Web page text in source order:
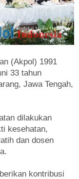
(Akpol) 1991
33 tahun
Jawa Tengah,
dilakukan
kesehatan,
dan dosen
kontribusi